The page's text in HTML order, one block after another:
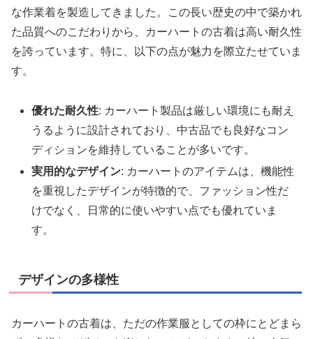
な作業着を製造してきました。この長い歴史の中で築かれ
た品質へのこだわりから、カーハートの古着は高い耐久性
を誇っています。特に、以下の点が魅力を際立たせていま
す。
優れた耐久性: カーハート製品は厳しい環境にも耐え
うるように設計されており、中古品でも良好なコン
ディションを維持していることが多いです。
実用的なデザイン: カーハートのアイテムは、機能性
を重視したデザインが特徴的で、ファッション性だ
けでなく、日常的に使いやすい点でも優れていま
す。
デザインの多様性
カーハートの古着は、ただの作業服としての枠にとどまら